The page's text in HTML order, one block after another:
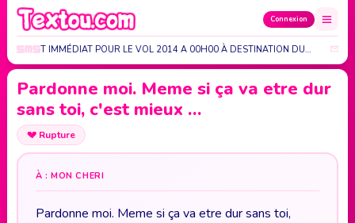
Connexion
IMMÉDIAT POUR LE VOL 2014 A 00H00 À DESTINATION DU…
Pardonne moi. Meme si ça va etre dur
sans toi, c'est mieux …
💔 Rupture
À : MON CHERI
Pardonne moi. Meme si ça va etre dur sans toi,